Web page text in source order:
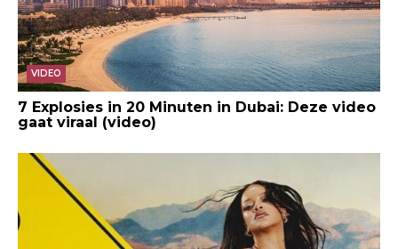
VIDEO
7 Explosies in 20 Minuten in Dubai: Deze video
gaat viraal (video)